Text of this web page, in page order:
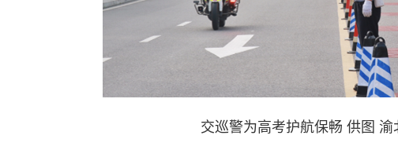
交巡警为高考护航保畅 供图 渝